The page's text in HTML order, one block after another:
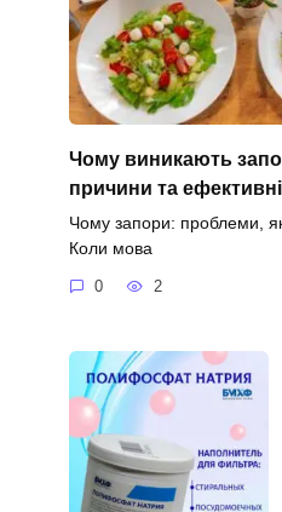
Чому виникають
причини та
Чому запори: проблеми,
Коли мова
0 2